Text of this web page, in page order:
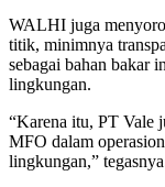
WALHI juga
titik, minimnya
sebagai bahan bakar
lingkungan.
“Karena itu, PT Vale
MFO dalam
lingkungan,”